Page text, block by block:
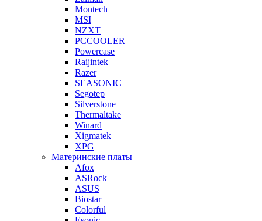
Montech
MSI
NZXT
PCCOOLER
Powercase
Raijintek
Razer
SEASONIC
Segotep
Silverstone
Thermaltake
Winard
Xigmatek
XPG
Материнские платы
Afox
ASRock
ASUS
Biostar
Colorful